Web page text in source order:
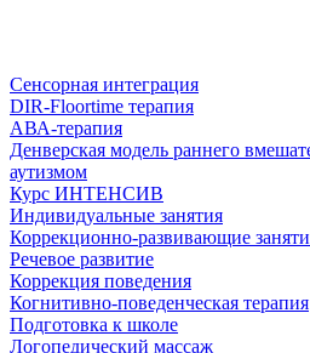
Сенсорная интеграция
DIR-Floortime терапия
АВА-терапия
Денверская модель раннего
аутизмом
Курс ИНТЕНСИВ
Индивидуальные занятия
Коррекционно-развивающие
Речевое развитие
Коррекция поведения
Когнитивно-поведенческая терапия
Подготовка к школе
Логопедический массаж